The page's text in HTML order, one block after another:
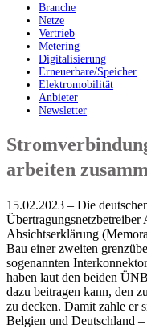
Branche
Netze
Vertrieb
Metering
Digitalisierung
Erneuerbare/Speicher
Elektromobilität
Anbieter
Newsletter
arbeiten
15.02.2023 – Die
Absichtserklärung
Bau einer zweiten
sogenannten
haben laut den beiden
dazu beitragen kann, den
zu decken. Damit zahle er
Belgien und Deutschland